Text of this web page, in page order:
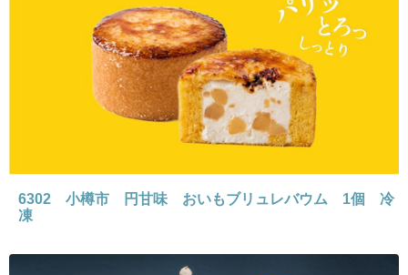
6302 小樽市 円甘味 おいもブリュレバウム 1個 冷
凍